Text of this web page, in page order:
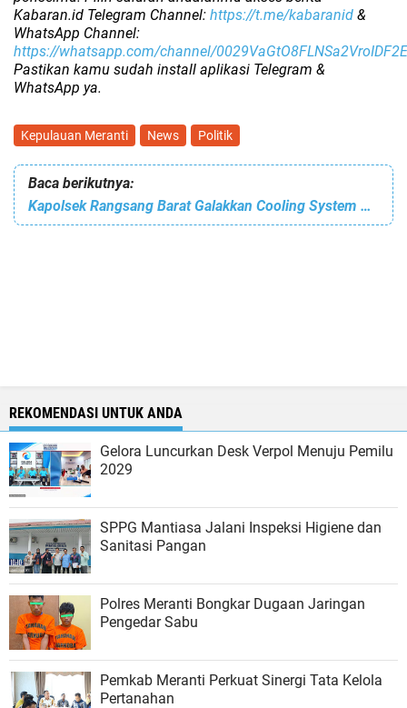
Kabaran.id Telegram Channel: https://t.me/kabaranid &
WhatsApp Channel:
https://whatsapp.com/channel/0029VaGtO8FLNSa2VroIDF2E
Pastikan kamu sudah install aplikasi Telegram &
WhatsApp ya.
Kepulauan Meranti News Politik
Baca berikutnya:
Kapolsek Rangsang Barat Galakkan Cooling System Demi Pilkada Damai 2024
REKOMENDASI UNTUK ANDA
Gelora Luncurkan Desk Verpol Menuju Pemilu
2029
SPPG Mantiasa Jalani Inspeksi Higiene dan
Sanitasi Pangan
Polres Meranti Bongkar Dugaan Jaringan
Pengedar Sabu
Pemkab Meranti Perkuat Sinergi Tata Kelola
Pertanahan